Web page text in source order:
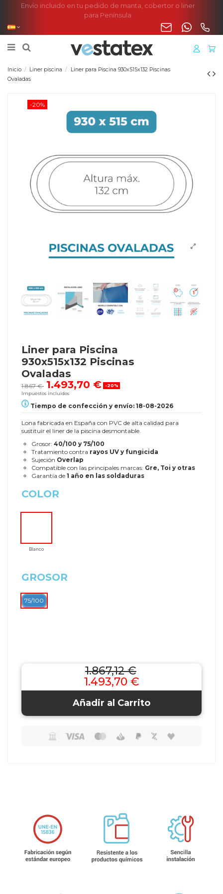
Envío incluido en tu pedido de manta, cobertor o liner
para Península
Inicio Liner piscina
Liner para Piscina 930x515x132 Piscinas
Ovaladas
-20%
Liner para Piscina
930x515x132 Piscinas
Ovaladas
1.867 € 1.493,70 €
-20%
Impuestos incluidos
Tiempo de confección y envío: 18-08-2026
Lona fabricada en España con PVC de alta calidad para
sustituir el liner de la piscina desmontable.
Grosor: 40/100 y 75/100
Tratamiento contra rayos UV y fungicida
Sujeción Overlap
Compatible con las principales marcas: Gre, Toi y otras
Garantía de 1 año en las soldaduras
COLOR
Blanco
GROSOR
75/100
1.867,12 €
1.493,70 €
Añadir al Carrito